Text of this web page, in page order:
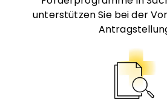
unterstützen Sie bei der